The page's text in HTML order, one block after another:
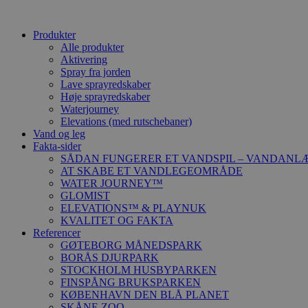
Produkter
Alle produkter
Aktivering
Spray fra jorden
Lave sprayredskaber
Høje sprayredskaber
Waterjourney
Elevations (med rutschebaner)
Vand og leg
Fakta-sider
SÅDAN FUNGERER ET VANDSPIL –
AT SKABE ET VANDLEGEOMRÅDE
WATER JOURNEY™
GLOMIST
ELEVATIONS™ & PLAYNUK
KVALITET OG FAKTA
Referencer
GØTEBORG MÅNEDSPARK
BORÅS DJURPARK
STOCKHOLM HUSBYPARKEN
FINSPÅNG BRUKSPARKEN
KØBENHAVN DEN BLÅ PLANET